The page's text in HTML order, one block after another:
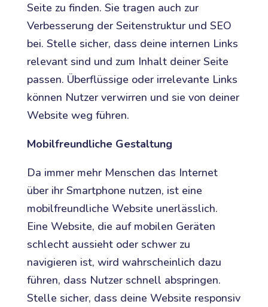
Seite zu finden. Sie tragen auch zur
Verbesserung der Seitenstruktur und SEO
bei. Stelle sicher, dass deine internen Links
relevant sind und zum Inhalt deiner Seite
passen. Überflüssige oder irrelevante Links
können Nutzer verwirren und sie von deiner
Website weg führen.
Mobilfreundliche Gestaltung
Da immer mehr Menschen das Internet
über ihr Smartphone nutzen, ist eine
mobilfreundliche Website unerlässlich.
Eine Website, die auf mobilen Geräten
schlecht aussieht oder schwer zu
navigieren ist, wird wahrscheinlich dazu
führen, dass Nutzer schnell abspringen.
Stelle sicher, dass deine Website responsiv